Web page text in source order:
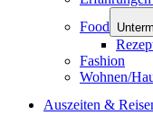
Food
Fashion
Wohnen/
Auszeiten &